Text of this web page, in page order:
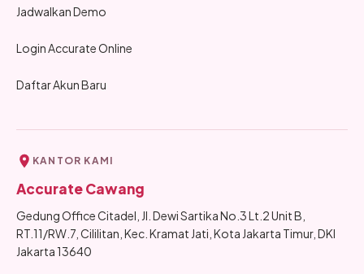
Jadwalkan Demo
Login Accurate Online
Daftar Akun Baru
KANTOR KAMI
Accurate Cawang
Gedung Office Citadel, Jl. Dewi Sartika No.3 Lt.2 Unit B,
RT.11/RW.7, Cililitan, Kec. Kramat Jati, Kota Jakarta Timur, DKI
Jakarta 13640